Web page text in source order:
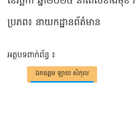
ប្រភព៖ នាយកដ្ឋានព័ត៌មាន
អត្ថបទពាក់ព័ន្ធ ៖
ឯកឧត្តម ឡាយ សំកុល